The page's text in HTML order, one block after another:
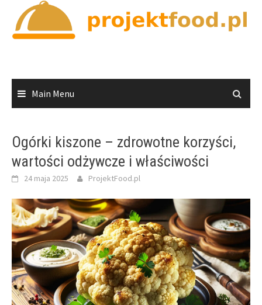
content
Main Menu
Ogórki kiszone – zdrowotne korzyści,
wartości odżywcze i właściwości
24 maja 2025 ProjektFood.pl